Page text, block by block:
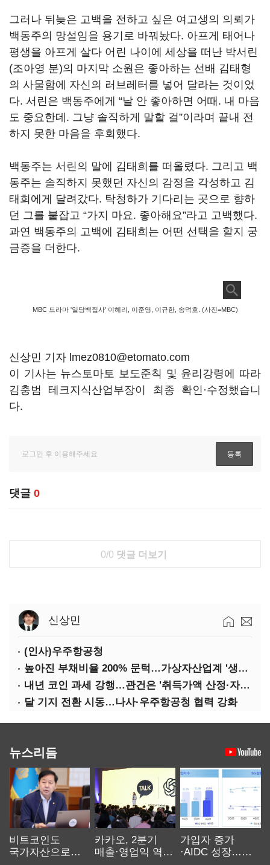
그러나 뒤늦은 고백을 전하고 싶은 여고생의 의뢰가
백동주의 망설임을 용기로 바꿔놨다. 아프게 태어나
평생을 아프게 살다 어린 나이에 세상을 떠난 박서린
(조아영 분)의 마지막 소원은 좋아하는 선배 김태형
의 사물함에 자신의 러브레터를 넣어 달라는 것이었
다. 서린은 백동주에게 “날 안 좋아하면 어때 . 내 마음
도 중요한데 . 그냥 솔직하게 말할 걸”이라며 끝내 전
하지 못한 마음을 후회했다.
백동주는 서린의 말에 김태희를 떠올렸다. 그리고 백
동주는 솔직하지 못했던 자신의 감정을 각성하고 김
태희에게 달려갔다. 탁청하가 기다리는 곳으로 향하
던 그를 붙잡고 “가지 마요. 좋아해요”라고 고백했다.
과연 백동주의 고백에 김태희는 어떤 선택을 할지 궁
금증을 더한다.
MBC 드라마 '일당백집사' 이혜리, 이준영, 이규한, 송덕호. (사진=MBC)
신상민 기자 lmez0810@etomato.com
이 기사는 뉴스토마토 보도준칙 및 윤리강령에 따라
김충범 테크지식산업부장이 최종 확인·수정했습니
다.
댓글 0
0/0 댓글 더보기
신상민
(인사)우주항공청
높아진 부채비율 200% 문턱…가상자산업계 '생존 시험대'
내년 코인 과세 강행…관건은 '취득가액 산정·자산 이동'
달 기지 전환 시동…나사·우주항공청 협력 강화
뉴스리듬
비트코인도
국가자산으로…'
카카오, 2분기
매출·영업익 역대
가입자 증가
·AIDC 성장…